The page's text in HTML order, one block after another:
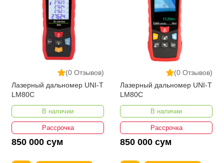
(0 Отзывов)
Лазерный дальномер UNI-T
LM80C
В наличии
Рассрочка
850 000 сум
(0 Отзывов)
Лазерный дальномер UNI-T
LM80C
В наличии
Рассрочка
850 000 сум